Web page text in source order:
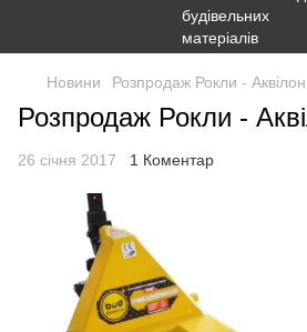
Новини Розпродаж Рокли - Аквілон
Розпродаж Рокли -
26 січня 2017 1 Коментар